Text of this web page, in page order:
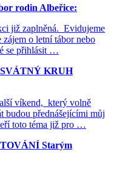
rodin Albeřice:
již zaplněná. Evidujeme
o letní tábor nebo
se přihlásit …
KRUH
víkend, který volně
budou přednášejícími můj
toto téma již pro …
Starým